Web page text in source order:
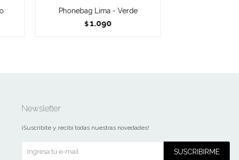
Phonebag Lima - Verde
$ 1.090
Newsletter
¡Suscribite y recibí todas nuestras novedades!
SUSCRIBIRME